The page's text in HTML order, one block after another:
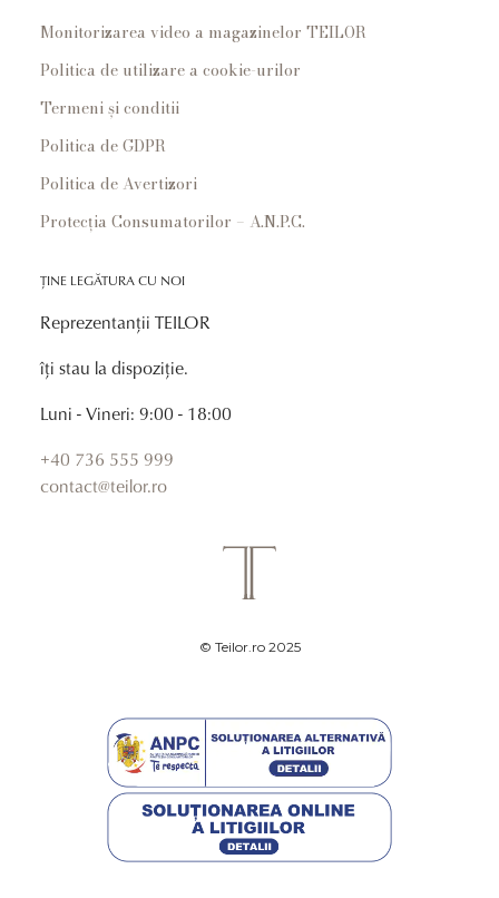
Monitorizarea video a magazinelor TEILOR
Politica de utilizare a cookie-urilor
Termeni și conditii
Politica de GDPR
Politica de Avertizori
Protecția Consumatorilor – A.N.P.C.
ȚINE LEGĂTURA CU NOI
Reprezentanții TEILOR
îți stau la dispoziție.
Luni - Vineri: 9:00 - 18:00
+40 736 555 999
contact@teilor.ro
© Teilor.ro 2025